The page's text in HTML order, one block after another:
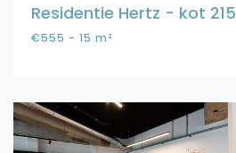
Residentie Hertz - kot 215
€555 - 15 m²